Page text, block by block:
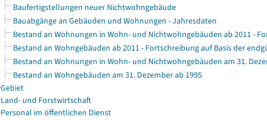
Baufertigstellungen neuer Nichtwohngebäude
Bauabgänge an Gebäuden und Wohnungen - Jahresdaten
Bestand an Wohnungen in Wohn- und Nichtwohngebäuden ab 2011 -
Bestand an Wohngebäuden ab 2011 - Fortschreibung auf Basis der
Bestand an Wohnungen in Wohn- und Nichtwohngebäuden am 31.
Bestand an Wohngebäuden am 31. Dezember ab 1995
Gebiet
Land- und Forstwirtschaft
Personal im öffentlichen Dienst